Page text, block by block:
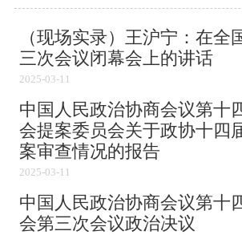
（现场实录）王沪宁：在全
三次会议闭幕会上的讲话
2025-03-11
中国人民政治协商会议第十
会提案委员会关于政协十四
案审查情况的报告
2025-03-11
中国人民政治协商会议第十
会第三次会议政治决议